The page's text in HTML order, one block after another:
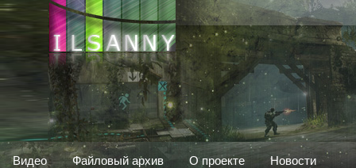
Видео Файловый архив О проекте Новости